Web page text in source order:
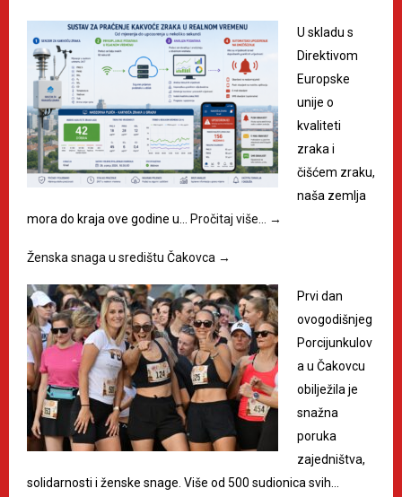
U skladu s
Direktivom
Europske
unije o
kvaliteti
zraka i
čišćem zraku,
naša zemlja
mora do kraja ove godine u…
Pročitaj više… →
Ženska snaga u središtu Čakovca →
Prvi dan
ovogodišnjeg
Porcijunkulov
a u Čakovcu
obilježila je
snažna
poruka
zajedništva,
solidarnosti i ženske snage. Više od 500 sudionica svih…